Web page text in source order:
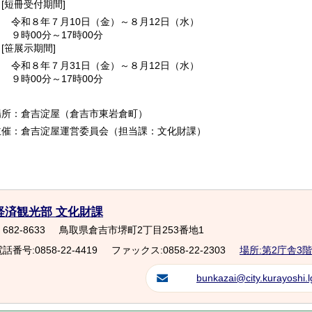
冊受付期間]
和８年７月10日（金）～８月12日（水）
時00分～17時00分
展示期間]
和８年７月31日（金）～８月12日（水）
時00分～17時00分
：倉吉淀屋（倉吉市東岩倉町）
：倉吉淀屋運営委員会（担当課：文化財課）
済観光部 文化財課
682-8633
鳥取県倉吉市堺町2丁目253番地1
話番号:0858-22-4419
ファックス:0858-22-2303 場所:第2庁舎3階